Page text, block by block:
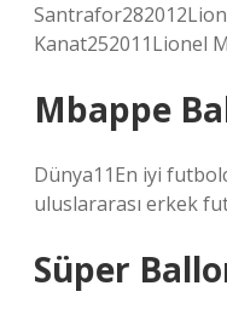
Kanat252011Lionel
Mbappe
Dünya11En iyi
uluslararası erkek
Süper